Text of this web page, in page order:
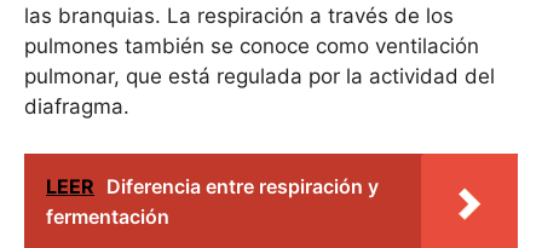
las branquias. La respiración a través de los
pulmones también se conoce como ventilación
pulmonar, que está regulada por la actividad del
diafragma.
LEER Diferencia entre respiración y
fermentación